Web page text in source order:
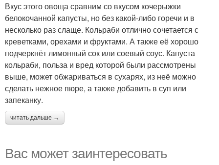
Вкус этого овоща сравним со вкусом кочерыжки
белокочанной капусты, но без какой-либо горечи и в
несколько раз слаще. Кольраби отлично сочетается с
креветками, орехами и фруктами. А также её хорошо
подчеркнёт лимонный сок или соевый соус. Капуста
кольраби, польза и вред которой были рассмотрены
выше, может обжариваться в сухарях, из неё можно
сделать нежное пюре, а также добавить в суп или
запеканку.
читать дальше →
Вас может заинтересовать